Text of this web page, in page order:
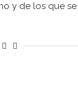
y de los que se